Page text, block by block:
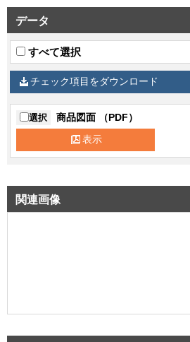
データ
すべて選択
チェック項目をダウンロード
選択 商品図面 （PDF）
表示
関連画像